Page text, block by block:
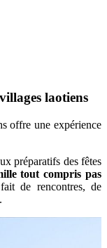
laotiens
offre une expérience
préparatifs des fêtes
tout compris pas
de rencontres, de